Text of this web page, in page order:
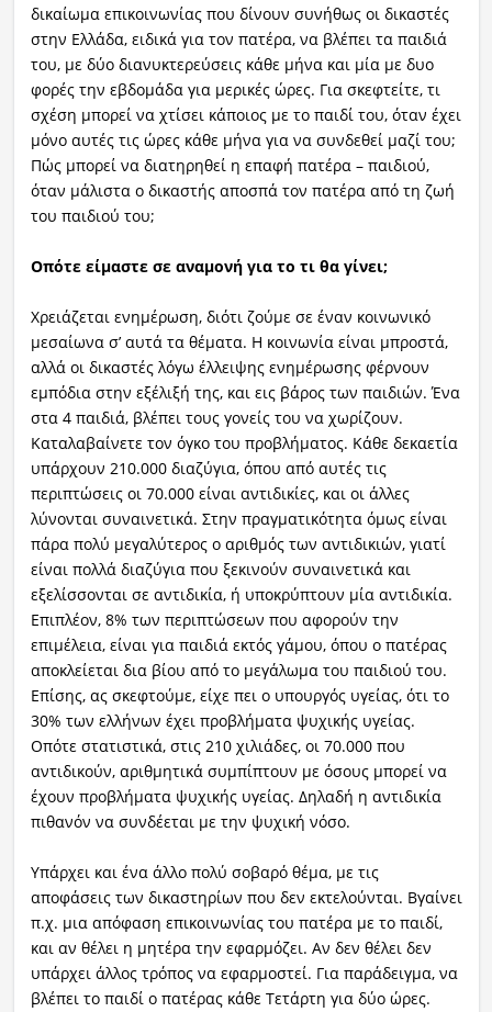
δικαίωμα επικοινωνίας που δίνουν συνήθως οι δικαστές
στην Ελλάδα, ειδικά για τον πατέρα, να βλέπει τα παιδιά
του, με δύο διανυκτερεύσεις κάθε μήνα και μία με δυο
φορές την εβδομάδα για μερικές ώρες. Για σκεφτείτε, τι
σχέση μπορεί να χτίσει κάποιος με το παιδί του, όταν έχει
μόνο αυτές τις ώρες κάθε μήνα για να συνδεθεί μαζί του;
Πώς μπορεί να διατηρηθεί η επαφή πατέρα – παιδιού,
όταν μάλιστα ο δικαστής αποσπά τον πατέρα από τη ζωή
του παιδιού του;
Οπότε είμαστε σε αναμονή για το τι θα γίνει;
Χρειάζεται ενημέρωση, διότι ζούμε σε έναν κοινωνικό
μεσαίωνα σ’ αυτά τα θέματα. Η κοινωνία είναι μπροστά,
αλλά οι δικαστές λόγω έλλειψης ενημέρωσης φέρνουν
εμπόδια στην εξέλιξή της, και εις βάρος των παιδιών. Ένα
στα 4 παιδιά, βλέπει τους γονείς του να χωρίζουν.
Καταλαβαίνετε τον όγκο του προβλήματος. Κάθε δεκαετία
υπάρχουν 210.000 διαζύγια, όπου από αυτές τις
περιπτώσεις οι 70.000 είναι αντιδικίες, και οι άλλες
λύνονται συναινετικά. Στην πραγματικότητα όμως είναι
πάρα πολύ μεγαλύτερος ο αριθμός των αντιδικιών, γιατί
είναι πολλά διαζύγια που ξεκινούν συναινετικά και
εξελίσσονται σε αντιδικία, ή υποκρύπτουν μία αντιδικία.
Επιπλέον, 8% των περιπτώσεων που αφορούν την
επιμέλεια, είναι για παιδιά εκτός γάμου, όπου ο πατέρας
αποκλείεται δια βίου από το μεγάλωμα του παιδιού του.
Επίσης, ας σκεφτούμε, είχε πει ο υπουργός υγείας, ότι το
30% των ελλήνων έχει προβλήματα ψυχικής υγείας.
Οπότε στατιστικά, στις 210 χιλιάδες, οι 70.000 που
αντιδικούν, αριθμητικά συμπίπτουν με όσους μπορεί να
έχουν προβλήματα ψυχικής υγείας. Δηλαδή η αντιδικία
πιθανόν να συνδέεται με την ψυχική νόσο.
Υπάρχει και ένα άλλο πολύ σοβαρό θέμα, με τις
αποφάσεις των δικαστηρίων που δεν εκτελούνται. Βγαίνει
π.χ. μια απόφαση επικοινωνίας του πατέρα με το παιδί,
και αν θέλει η μητέρα την εφαρμόζει. Αν δεν θέλει δεν
υπάρχει άλλος τρόπος να εφαρμοστεί. Για παράδειγμα, να
βλέπει το παιδί ο πατέρας κάθε Τετάρτη για δύο ώρες.